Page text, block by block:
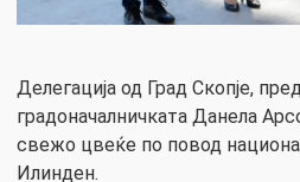
Делегација од Град Скопје,
градоначалничката Данела
свежо цвеќе по повод
Илинден.